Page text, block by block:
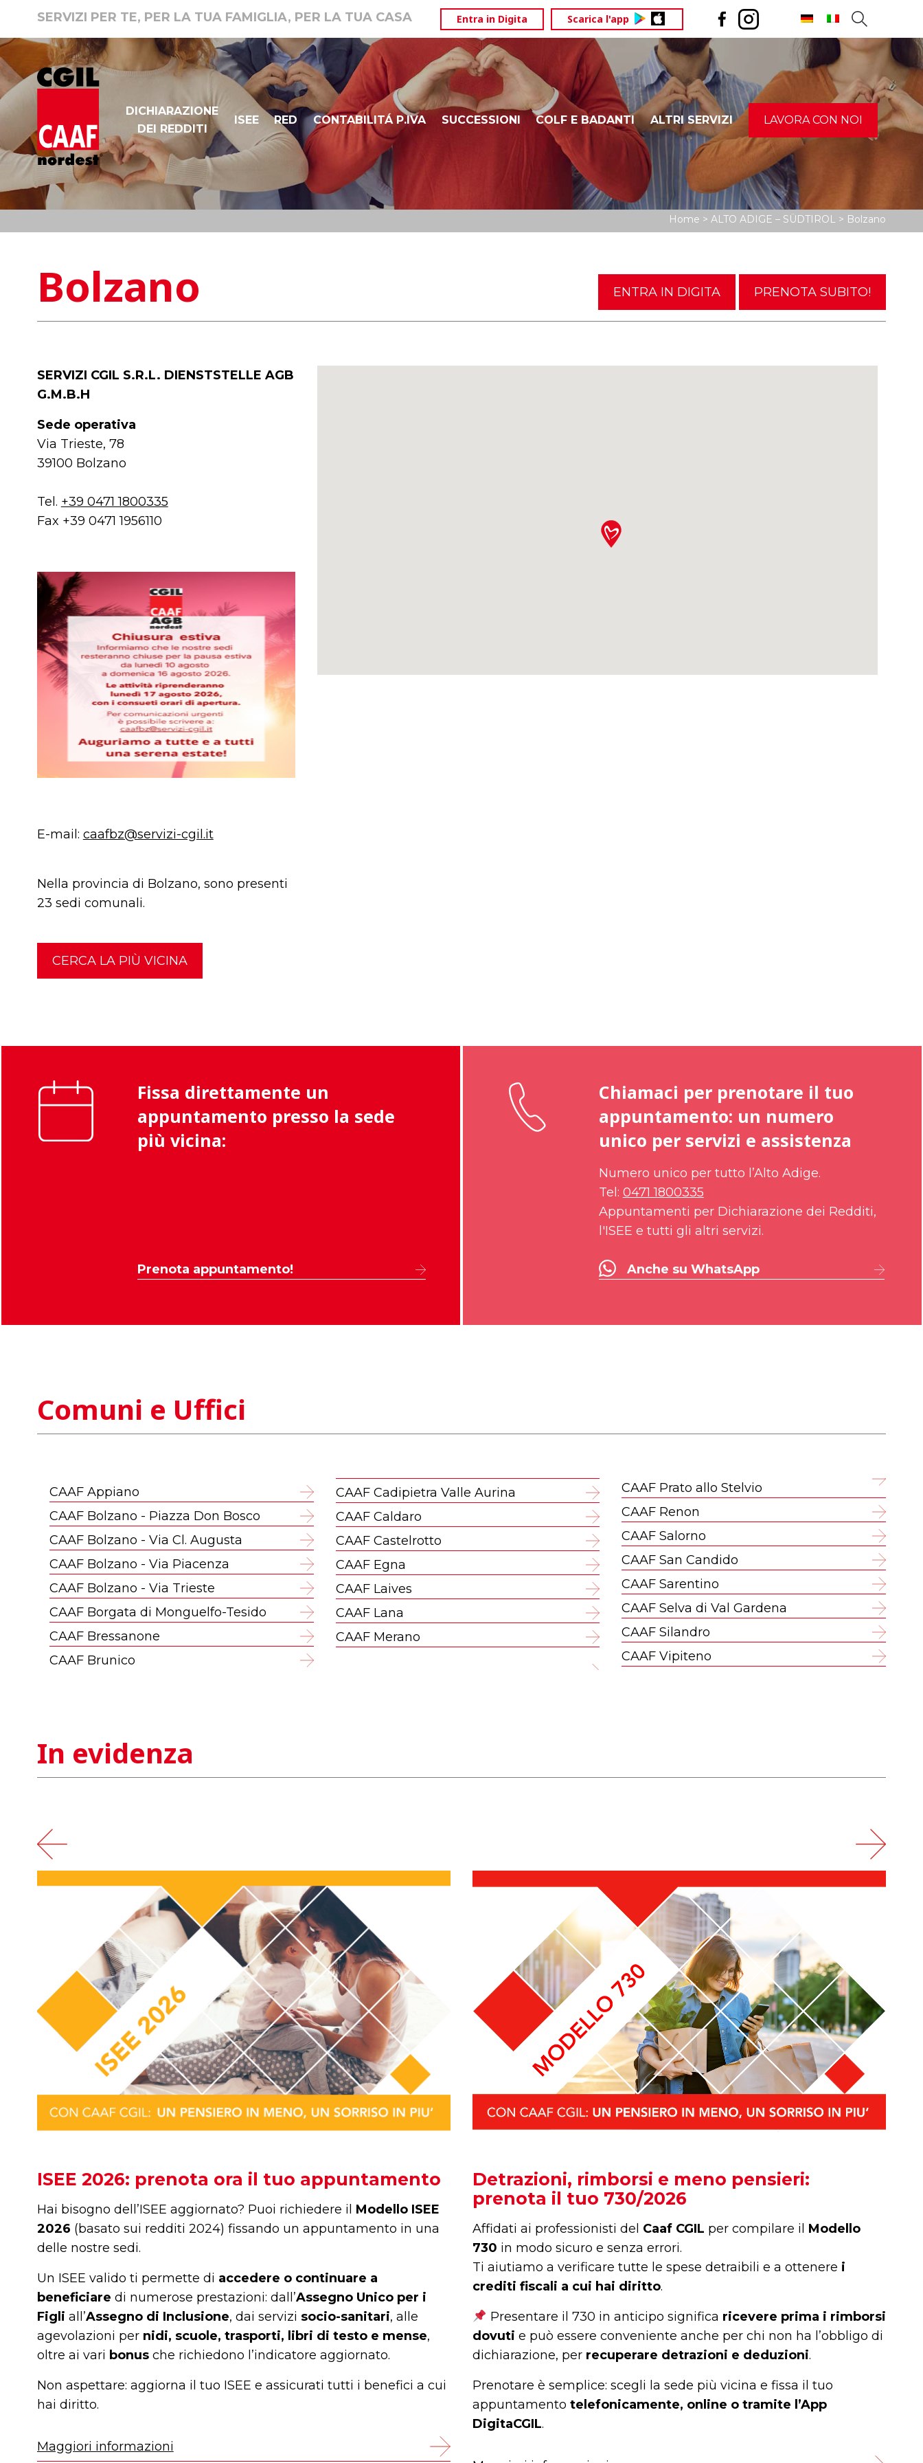
SERVIZI PER TE, PER LA TUA FAMIGLIA, PER LA TUA CASA Entra in Digita Scarica l'app
DICHIARAZIONE
DEI REDDITI
ISEE
DURP – BOLZANO ALTO ADIGE ICEF – TRENTINO
RED CONTABILITÁ P.IVA SUCCESSIONI COLF E BADANTI
ALTRI SERVIZI
IMU – ILIA – IMI – IMIS
LAVORA CON NOI
Home >ALTO ADIGE – SÜDTIROL > Bolzano
Bolzano ENTRA IN DIGITA PRENOTA SUBITO!
SERVIZI CGIL S.R.L. DIENSTSTELLE AGB
G.M.B.H
Sede operativa
Via Trieste, 78
39100 Bolzano
Tel. +39 0471 1800335
Fax +39 0471 1956110
E-mail: caafbz@servizi-cgil.it
Nella provincia di Bolzano, sono presenti
23 sedi comunali.
CERCA LA PIÙ VICINA
Fissa direttamente un
appuntamento presso la sede
più vicina:
Prenota appuntamento!
Chiamaci per prenotare il tuo
appuntamento: un numero
unico per servizi e assistenza
Numero unico per tutto l’Alto Adige.
Tel: 0471 1800335
Appuntamenti per Dichiarazione dei Redditi,
l'ISEE e tutti gli altri servizi.
Anche su WhatsApp
Comuni e Uffici
CAAF Appiano
CAAF Bolzano - Piazza Don Bosco
CAAF Bolzano - Via Cl. Augusta
CAAF Bolzano - Via Piacenza
CAAF Bolzano - Via Trieste
CAAF Borgata di Monguelfo-Tesido
CAAF Bressanone
CAAF Brunico
CAAF Cadipietra Valle Aurina
CAAF Caldaro
CAAF Castelrotto
CAAF Egna
CAAF Laives
CAAF Lana
CAAF Merano
CAAF Prato allo Stelvio
CAAF Renon
CAAF Salorno
CAAF San Candido
CAAF Sarentino
CAAF Selva di Val Gardena
CAAF Silandro
CAAF Vipiteno
In evidenza
ISEE 2026: prenota ora il tuo appuntamento
Hai bisogno dell’ISEE aggiornato? Puoi richiedere il Modello ISEE
2026 (basato sui redditi 2024) fissando un appuntamento in una
delle nostre sedi.
Un ISEE valido ti permette di accedere o continuare a
beneficiare di numerose prestazioni: dall’Assegno Unico per i
Figli all’Assegno di Inclusione, dai servizi socio-sanitari, alle
agevolazioni per nidi, scuole, trasporti, libri di testo e mense,
oltre ai vari bonusche richiedono l’indicatore aggiornato.
Non aspettare: aggiorna il tuo ISEE e assicurati tutti i benefici a cui
hai diritto.
Maggiori informazioni
Detrazioni, rimborsi e meno pensieri:
prenota il tuo 730/2026
Affidati ai professionisti del Caaf CGIL per compilare il Modello
730 in modo sicuro e senza errori.
Ti aiutiamo a verificare tutte le spese detraibili e a ottenere i
crediti fiscali a cui hai diritto.
Presentare il 730 in anticipo significa ricevere prima i rimborsi
dovuti e può essere conveniente anche per chi non ha l’obbligo di
dichiarazione, per recuperare detrazioni e deduzioni.
Prenotare è semplice: scegli la sede più vicina e fissa il tuo
appuntamento telefonicamente, online o tramite l’App
DigitaCGIL.
‹ ›